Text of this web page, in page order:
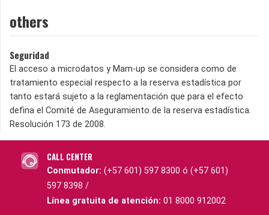
others
Seguridad
El acceso a microdatos y Mam-up se considera como de
tratamiento especial respecto a la reserva estadística por
tanto estará sujeto a la reglamentación que para el efecto
defina el Comité de Aseguramiento de la reserva estadística.
Resolución 173 de 2008.
CALL CENTER
Conmutador: (+57 601) 597 8300 ó (+57 601)
597 8398 /
Línea gratuita de atención: 01 8000 912002